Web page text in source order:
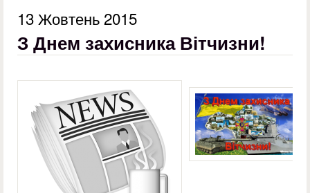
13 Жовтень 2015
З Днем захисника Вітчизни!